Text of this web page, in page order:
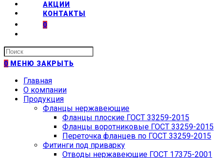
АКЦИИ
КОНТАКТЫ
0
Искать:
0 МЕНЮ ЗАКРЫТЬ
Главная
О компании
Продукция
Фланцы нержавеющие
Фланцы плоские ГОСТ 33259-2015
Фланцы воротниковые ГОСТ 33259-2015
Переточка фланцев по ГОСТ 33259-2015
Фитинги под приварку
Отводы нержавеющие ГОСТ 17375-2001